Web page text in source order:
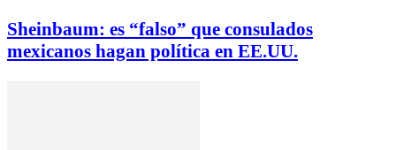
Sheinbaum: es “falso” que consulados
mexicanos hagan política en EE.UU.